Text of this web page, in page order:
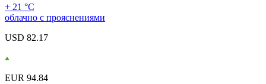
+ 21 °С
облачно с прояснениями
USD 82.17
EUR 94.84